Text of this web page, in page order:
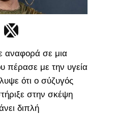
αναφορά σε μια
πέρασε με την υγεία
ότι ο σύζυγός
στην σκέψη
διπλή